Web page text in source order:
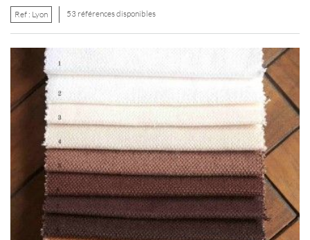
Ref : Lyon 53 références disponibles